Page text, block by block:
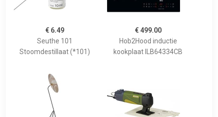
€ 6.49
Seuthe 101
Stoomdestillaat (*101)
€ 499.00
Hob2Hood inductie
kookplaat ILB64334CB